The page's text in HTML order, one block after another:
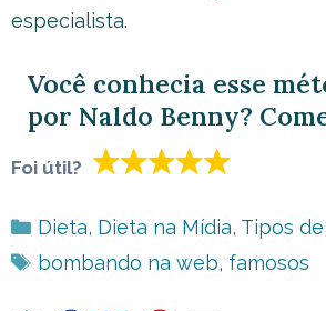
especialista.
Você conhecia esse
por Naldo Benny?
Foi útil?
Categorias
Dieta, Dieta na Mídia, Tipos
Tags
bombando na web, famosos